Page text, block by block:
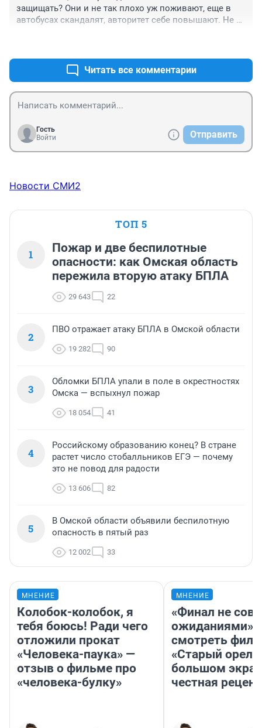
защищать? Они и не так плохо уж поживают, еще в
автобусах скандалят, авторитет себе повышают. Не
Читать все комментарии
Гость
Войти
Отправить
Новости СМИ2
ТОП 5
1
Пожар и две беспилотные
опасности: как Омская область
пережила вторую атаку БПЛА
29 643 22
2
ПВО отражает атаку БПЛА в Омской области
19 282 90
3
Обломки БПЛА упали в поле в окрестностях
Омска — вспыхнул пожар
18 054 41
4
Российскому образованию конец? В стране
растет число стобалльников ЕГЭ — почему
это не повод для радости
13 606 82
5
В Омской области объявили беспилотную
опасность в пятый раз
12 002 33
МНЕНИЕ
Колобок-колобок, я
тебя боюсь! Ради чего
отложили прокат
«Человека-паука» —
отзыв о фильме про
«человека-булку»
МНЕНИЕ
«Финал не
ожиданиями»:
смотреть
«Старый орел»
большом
честная